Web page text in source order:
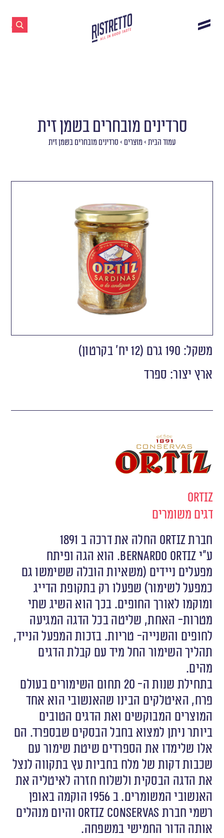
סרדינים מובחרים בשמן זית
עמוד הבית >מוצרים > סרדינים מובחרים בשמן זית
משקל: 190 גרם (12 יח' בקרטון)
ארץ יצור: ספרד
Ortiz
דגים משומרים
חברתOrtiz
החלה את דרכה ב 1891
ע״יBernardo Ortiz. הוא הגה ופיתח
מפעלים ניידים (משאיות הובלה ששימשו גם
כמפעל לשימור) שפעלו רק בתקופת הדייג
ומוקמו לאורך החופים. בכך הוא השיג שתי
מטרות- האחת, שליטה בכל הדגה המגיעה
לחופים והשנייה- טריות. בזכות המפעל הנייד,
תהליך השימור החל מיד עם קבלת הדגים
מהים.
בתחילת שנות ה- 20 תחום השימורים בעולם
פרח, האיטלקים הבינו שהאנשובי הוא אחד
המוצרים המבוקשים ואת הדגים הטובים
ביותר ניתן למצוא בחבל הבסקים שבספרד. הם
אלו שלימדו את הספרדים שיטת שימור עם
שכבות דקות של מלח בחביות עץ בתקווה לנצל
את הדגה הבסקית ולשלוח חזרה לאיטליה את
האנשובי המשומרים. ב 1956 הוקמה באופן
רשמי חברת Ortiz Conservas והיום מנהלים
אותה הדור החמישי במשפחה.